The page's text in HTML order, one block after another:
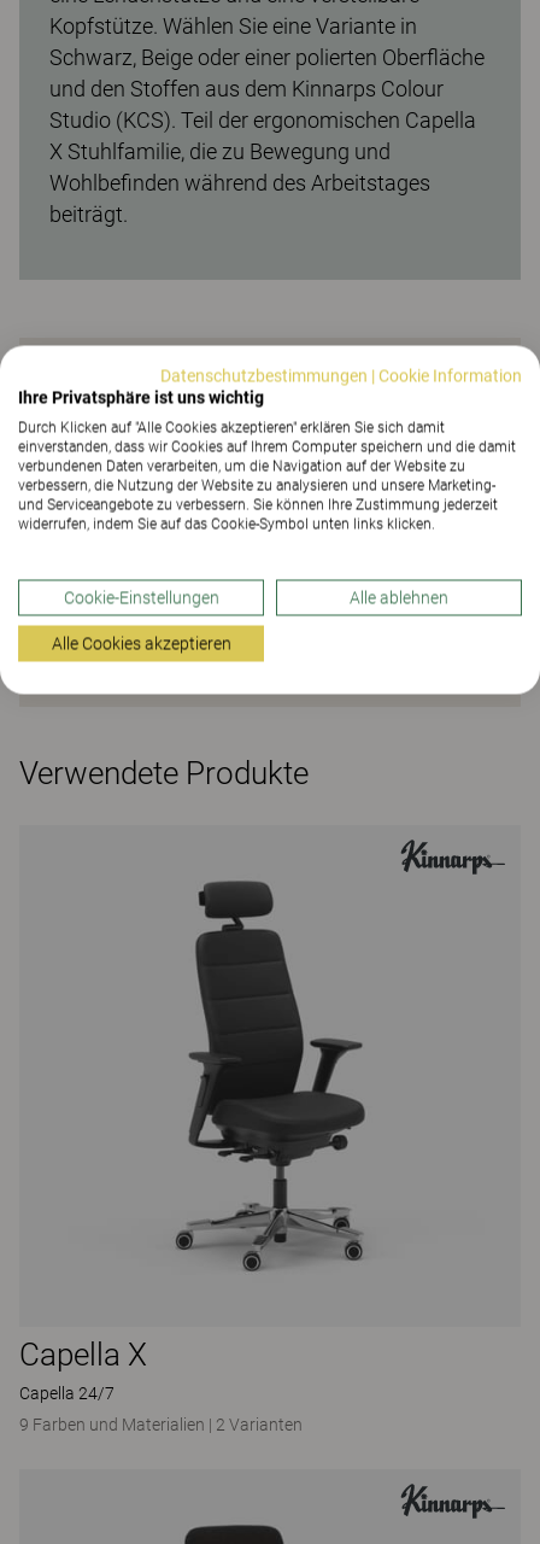
Kopfstütze. Wählen Sie eine Variante in
Schwarz, Beige oder einer polierten Oberfläche
und den Stoffen aus dem Kinnarps Colour
Studio (KCS). Teil der ergonomischen Capella
X Stuhlfamilie, die zu Bewegung und
Wohlbefinden während des Arbeitstages
beiträgt.
Anleitung
Verwendete Produkte
Capella X
Capella 24/7
9 Farben und Materialien | 2 Varianten
Datenschutzbestimmungen |Cookie Information
Ihre Privatsphäre ist uns wichtig
Durch Klicken auf "Alle Cookies akzeptieren" erklären Sie sich damit
einverstanden, dass wir Cookies auf Ihrem Computer speichern und die damit
verbundenen Daten verarbeiten, um die Navigation auf der Website zu
verbessern, die Nutzung der Website zu analysieren und unsere Marketing-
und Serviceangebote zu verbessern. Sie können Ihre Zustimmung jederzeit
widerrufen, indem Sie auf das Cookie-Symbol unten links klicken.
Cookie-Einstellungen Alle ablehnen
Alle Cookies akzeptieren